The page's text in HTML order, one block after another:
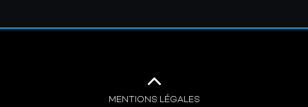
MENTIONS LÉGALES